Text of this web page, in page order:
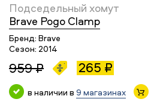
Подседельный хомут
Brave Pogo Clamp
Бренд: Brave
Сезон: 2014
959 ₽ 265 ₽
в наличии в 9 магазинах